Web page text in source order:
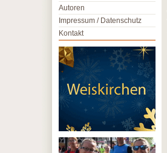
Autoren
Impressum / Datenschutz
Kontakt